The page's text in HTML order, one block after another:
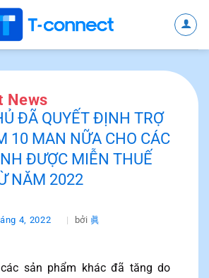
News
ĐÃ QUYẾT ĐỊNH TRỢ
10 MAN NỮA CHO CÁC
ĐƯỢC MIỄN THUẾ
NĂM 2022
4, 2022 bởi 眞
sản phẩm khác đã tăng do